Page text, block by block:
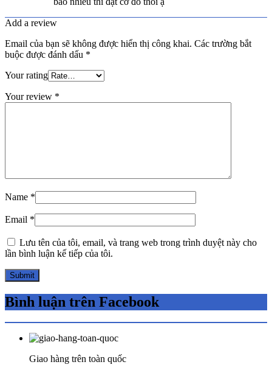
Add a review
Email của bạn sẽ không được hiển thị công khai. Các trường bắt
buộc được đánh dấu *
Your rating
Your review *
Name *
Email *
Lưu tên của tôi, email, và trang web trong trình duyệt này cho
lần bình luận kế tiếp của tôi.
Bình luận trên Facebook
Giao hàng trên toàn quốc